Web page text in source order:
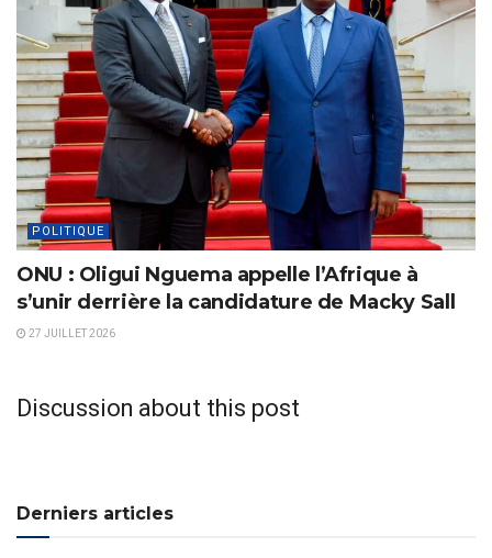
POLITIQUE
ONU : Oligui Nguema appelle l’Afrique à
s’unir derrière la candidature de Macky Sall
27 JUILLET 2026
Discussion about this post
Derniers articles